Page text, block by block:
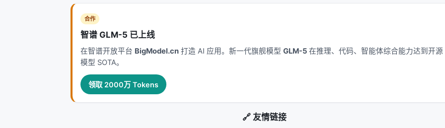
总裁的数据是一手数据，不像二次报道可能有修饰。他的「1.6 倍 vs 10 倍」反共识数据点，是 2026 年
公开渠道里极少数的「不报喜」AI Coding 实战评估。 2. 从「指标」到「治理」到「协作」的三层框
架，给企业 AI Coding 落地提供了一个可直接抄的清单。它不是抽象口号，是可以映射到具体团队改造
的工程动作。 3. 确认了 Harness 是 2026 年下半年 AI Coding 的核心战场。模型正确率的天花板已经
接近（80% 到 90% 是小改进），真正的杠杆在 Harness、可交付性、组织能力。 4. TRAE Work 与火
工具到企业 SaaS 的关键一跳。 5. 与海外形成对照。OpenAI 06-25 发布的《How agents are
transforming work》报告称 Codex 在内部「99.8% 输出 token 由其产生」，与洪定坤的「90% 代码
那么多」。两个数据放在一起读，才能看到完整的画面。
合作
智谱 GLM-5 已上线
在智谱开放平台 BigModel.cn 打造 AI 应用。新一代旗舰模型 GLM-5 在推理、代码、智能体综合能力达到开源
模型 SOTA。
领取 2000万 Tokens
🔗 友情链接